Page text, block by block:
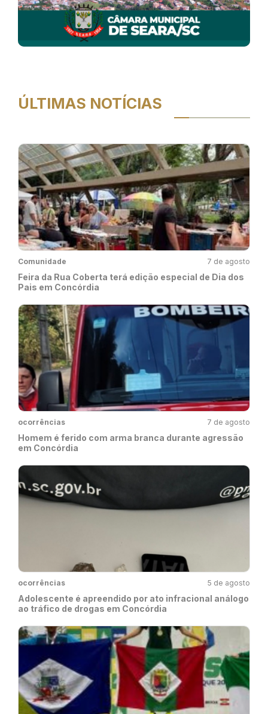
ÚLTIMAS NOTÍCIAS
Comunidade 7 de agosto
Feira da Rua Coberta terá edição especial de Dia dos
Pais em Concórdia
ocorrências 7 de agosto
Homem é ferido com arma branca durante agressão
em Concórdia
ocorrências 5 de agosto
Adolescente é apreendido por ato infracional análogo
ao tráfico de drogas em Concórdia